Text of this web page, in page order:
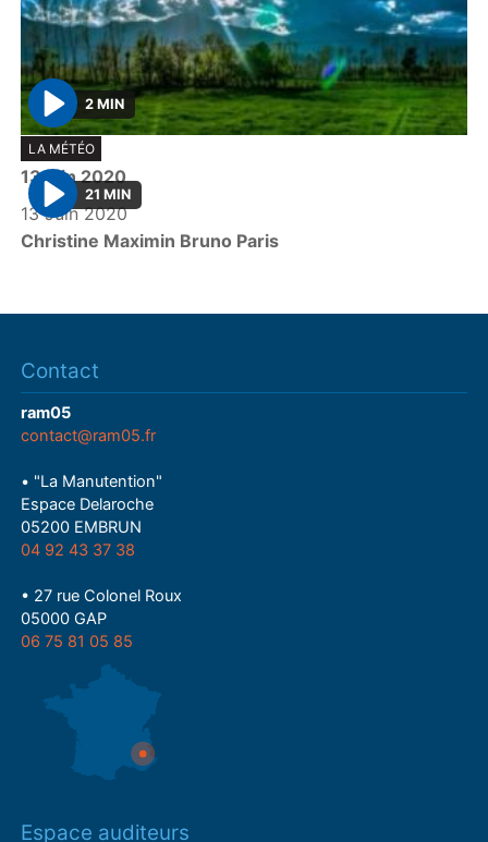
P
l
a
y
2 MIN
LA MÉTÉO
13 juin 2020
13 Juin 2020
P
l
21 MIN
Christine Maximin Bruno Paris
Contact
ram05
contact@ram05.fr
• "La Manutention"
Espace Delaroche
05200 EMBRUN
04 92 43 37 38
• 27 rue Colonel Roux
05000 GAP
06 75 81 05 85
Espace auditeurs